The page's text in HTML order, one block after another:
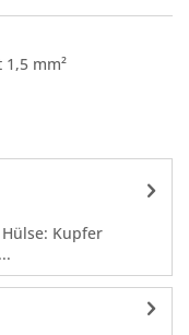
mm²
Kupfer